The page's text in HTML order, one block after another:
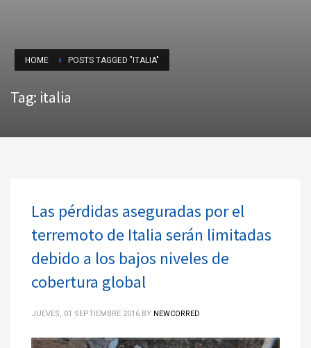
HOME POSTS TAGGED "ITALIA"
Tag: italia
Las pérdidas aseguradas por el
terremoto de Italia serán limitadas
debido a los bajos niveles de
cobertura global
JUEVES, 01 SEPTIEMBRE 2016 BY NEWCORRED